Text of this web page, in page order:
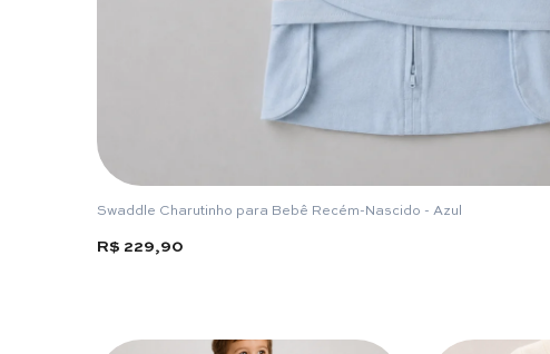
Swaddle Charutinho para Bebê Recém-Nascido - Azul
R$ 229,90